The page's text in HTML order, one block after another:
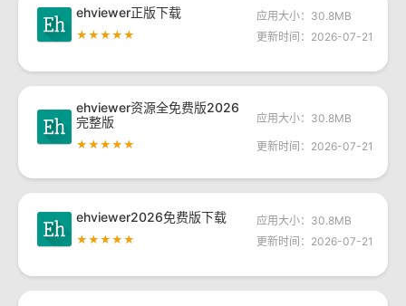
ehviewer正版下载
★★★★★
应用大小：30.8MB
更新时间：2026-07-21
ehviewer资源全免费版2026
完整版
★★★★★
应用大小：30.8MB
更新时间：2026-07-21
ehviewer2026免费版下载
★★★★★
应用大小：30.8MB
更新时间：2026-07-21